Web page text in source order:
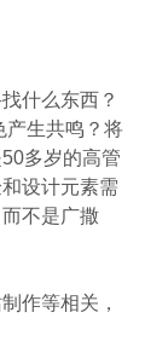
什么东西？
产生共鸣？将
多岁的高管
设计元素需
不是广撒
作等相关，